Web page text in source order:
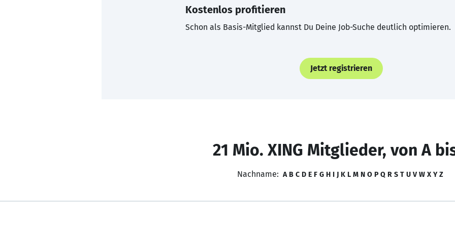
Kostenlos profitieren
Schon als Basis-Mitglied kannst Du Deine Job-Suche deutlich optimieren.
Jetzt registrieren
21 Mio. XING Mitglieder, von A
Nachname: A B C D E F G H I J K L M N O P Q R S T U V W X Y Z